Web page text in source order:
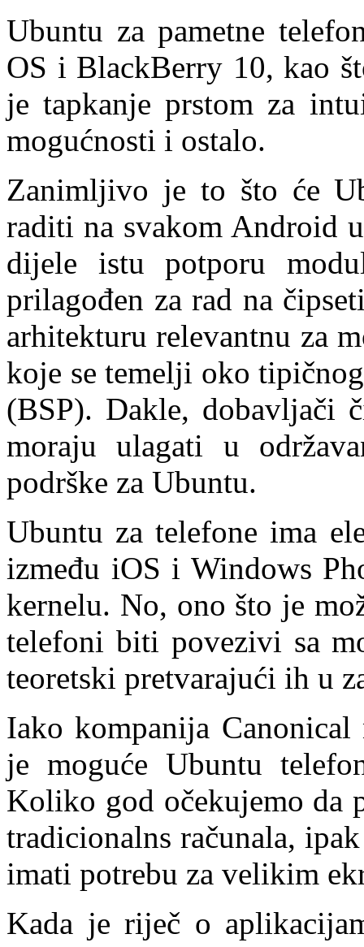
Ubuntu za pametne
OS i BlackBerry 10, kao
je tapkanje prstom za
mogućnosti i ostalo.
Zanimljivo je to što će
raditi na svakom Android
dijele istu potporu
prilagođen za rad na
arhitekturu relevantnu za
koje se temelji oko
(BSP). Dakle, dobavljači
moraju ulagati u
podrške za Ubuntu.
Ubuntu za telefone ima
između iOS i Windows
kernelu. No, ono što je
telefoni biti povezivi sa
teoretski pretvarajući ih u
Iako kompanija
je moguće Ubuntu
Koliko god očekujemo da
tradicionalns računala,
imati potrebu za velikim
Kada je riječ o